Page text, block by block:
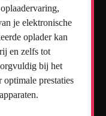
je elektronische
oplader kan
en zelfs tot
bij het
optimale prestaties